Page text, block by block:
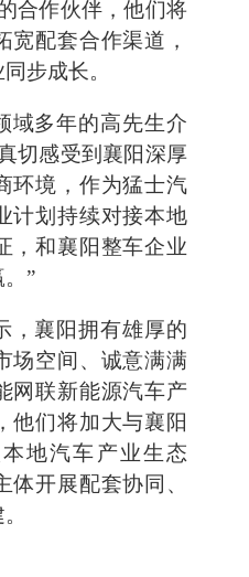
合作伙伴，他们将
宽配套合作渠道，
步成长。
域多年的高先生介
切感受到襄阳深厚
环境，作为猛士汽
计划持续对接本地
，和襄阳整车企业
”
，襄阳拥有雄厚的
场空间、诚意满满
网联新能源汽车产
他们将加大与襄阳
地汽车产业生态
体开展配套协同、